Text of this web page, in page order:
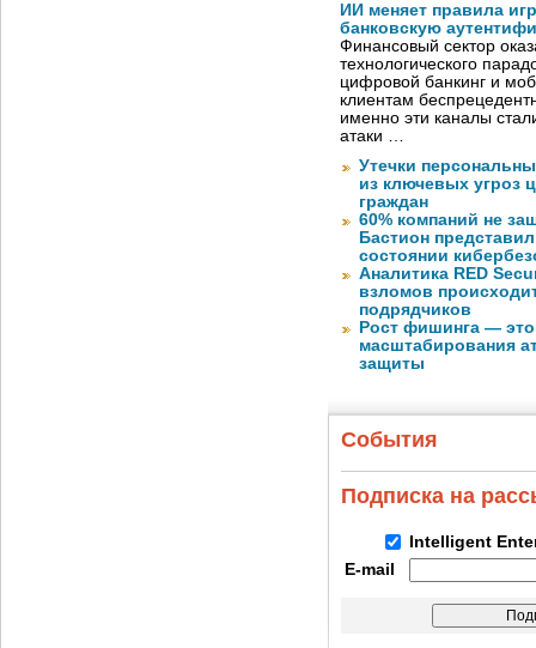
ИИ меняет правила
банковскую
Финансовый сектор
технологического
цифровой банкинг и
клиентам
именно эти каналы
атаки …
Утечки
из ключевых угроз
граждан
60% компаний не
Бастион
состоянии
Аналитика RED
взломов
подрядчиков
Рост фишинга —
масштабирования
защиты
События
Подписка на
Intelligent
E-mail